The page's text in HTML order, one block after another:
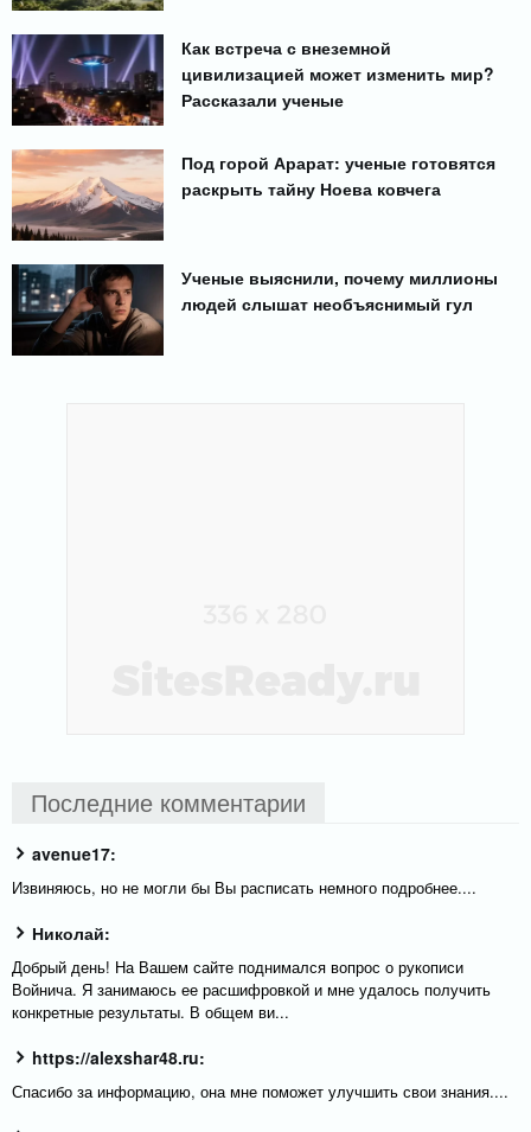
Как встреча с внеземной
цивилизацией может изменить мир?
Рассказали ученые
Под горой Арарат: ученые готовятся
раскрыть тайну Ноева ковчега
Ученые выяснили, почему миллионы
людей слышат необъяснимый гул
Последние комментарии
avenue17:
Извиняюсь, но не могли бы Вы расписать немного подробнее....
Николай:
Добрый день! На Вашем сайте поднимался вопрос о рукописи
Войнича. Я занимаюсь ее расшифровкой и мне удалось получить
конкретные результаты. В общем ви...
https://alexshar48.ru:
Спасибо за информацию, она мне поможет улучшить свои знания....